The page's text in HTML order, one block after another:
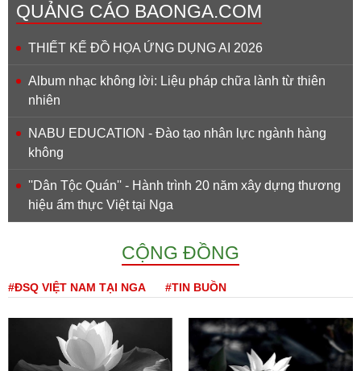
QUẢNG CÁO BAONGA.COM
THIẾT KẾ ĐỒ HỌA ỨNG DỤNG AI 2026
Album nhạc không lời: Liệu pháp chữa lành từ thiên
nhiên
NABU EDUCATION - Đào tạo nhân lực ngành hàng
không
''Dân Tộc Quán'' - Hành trình 20 năm xây dựng thương
hiệu ẩm thực Việt tại Nga
CỘNG ĐỒNG
#ĐSQ VIỆT NAM TẠI NGA #TIN BUỒN